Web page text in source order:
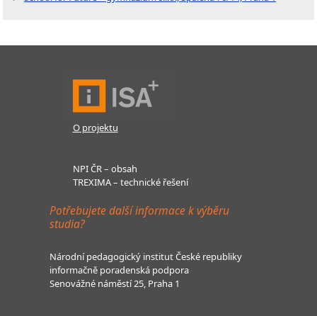
O projektu
NPI ČR – obsah
TREXIMA – technické řešení
Potřebujete další informace k výběru
studia?
Národní pedagogický institut České republiky
informačně poradenská podpora
Senovážné náměstí 25, Praha 1